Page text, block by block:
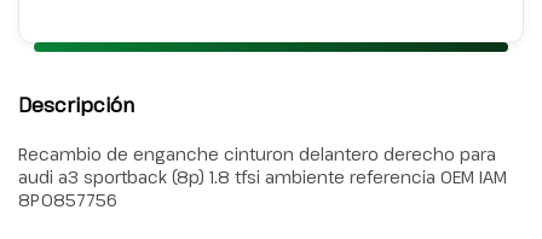
Descripción
Recambio de enganche cinturon delantero derecho para
audi a3 sportback (8p) 1.8 tfsi ambiente referencia OEM IAM
8P0857756